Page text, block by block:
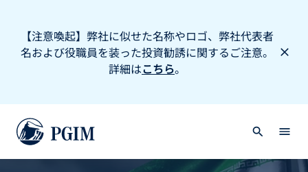
【注意喚起】弊社に似せた名称やロゴ、弊社代表者
名および役職員を装った投資勧誘に関するご注意。
詳細はこちら。